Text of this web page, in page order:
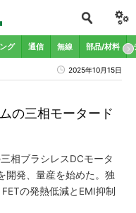
グ 通信 無線 部品/材料
2025年10月15日
の三相モータード
相ブラシレスDCモータ
開発、量産を始めた。独
の発熱低減とEMI抑制